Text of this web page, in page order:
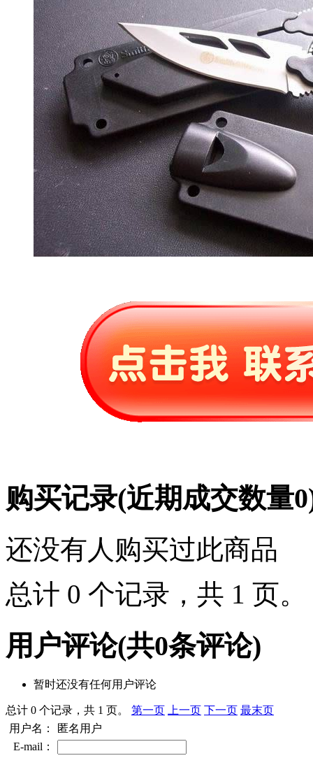
购买记录(近期成交数量0
还没有人购买过此商品
总计 0 个记录，共 1 页。
用户评论(共0条评论)
暂时还没有任何用户评论
总计 0 个记录，共 1 页。 第一页 上一页 下一页 最末页
用户名：
匿名用户
E-mail：